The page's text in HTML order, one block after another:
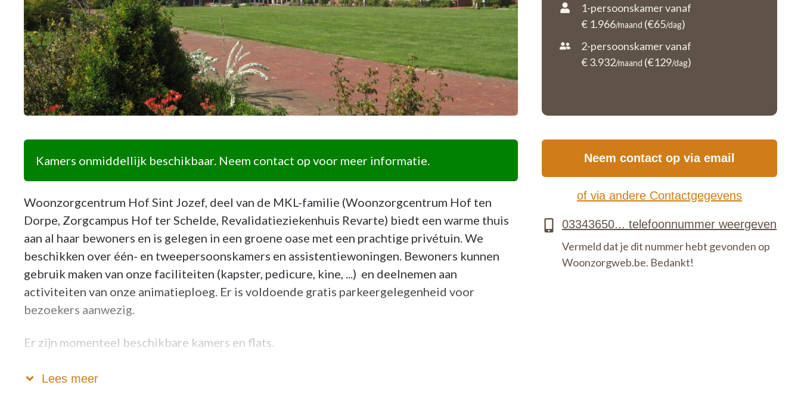
1-persoonskamer vanaf
€ 1.966/maand (€65/dag)
2-persoonskamer vanaf
€ 3.932/maand (€129/dag)
Kamers onmiddellijk beschikbaar. Neem contact op voor meer informatie.
Woonzorgcentrum Hof Sint Jozef, deel van de MKL-familie (Woonzorgcentrum Hof ten
Dorpe, Zorgcampus Hof ter Schelde, Revalidatieziekenhuis Revarte) biedt een warme thuis
aan al haar bewoners en is gelegen in een groene oase met een prachtige privétuin. We
beschikken over één- en tweepersoonskamers en assistentiewoningen. Bewoners kunnen
gebruik maken van onze faciliteiten (kapster, pedicure, kine, ...) en deelnemen aan
activiteiten van onze animatieploeg. Er is voldoende gratis parkeergelegenheid voor
bezoekers aanwezig.
Er zijn momenteel beschikbare kamers en flats.
Er zijn kamers beschikbaar voor een tijdelijk verblijf.
Lees meer
Neem contact op via email
of via andere Contactgegevens
Vermeld dat je dit nummer hebt gevonden op
Woonzorgweb.be. Bedankt!